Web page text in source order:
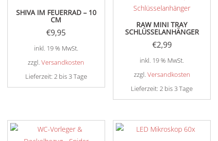
SHIVA IM FEUERRAD – 10
CM
€9,95
inkl. 19 % MwSt.
zzgl.Versandkosten
Lieferzeit: 2 bis 3 Tage
RAW MINI TRAY
SCHLÜSSELANHÄNGER
€2,99
inkl. 19 % MwSt.
zzgl. Versandkosten
Lieferzeit:2 bis 3 Tage